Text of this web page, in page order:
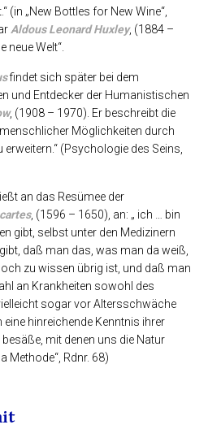
„New Bottles for New Wine“,
Aldous Leonard Huxley, (1884 –
neue Welt“.
findet sich später bei dem
und Entdecker der Humanistischen
, (1908 – 1970). Er beschreibt die
Möglichkeiten durch
(Psychologie des Seins,
an das Resümee der
, (1596 – 1650), an: „ ich … bin
gibt, selbst unter den Medizinern
daß man das, was man da weiß,
zu wissen übrig ist, und daß man
an Krankheiten sowohl des
sogar vor Altersschwäche
hinreichende Kenntnis ihrer
mit denen uns die Natur
Methode“, Rdnr. 68)